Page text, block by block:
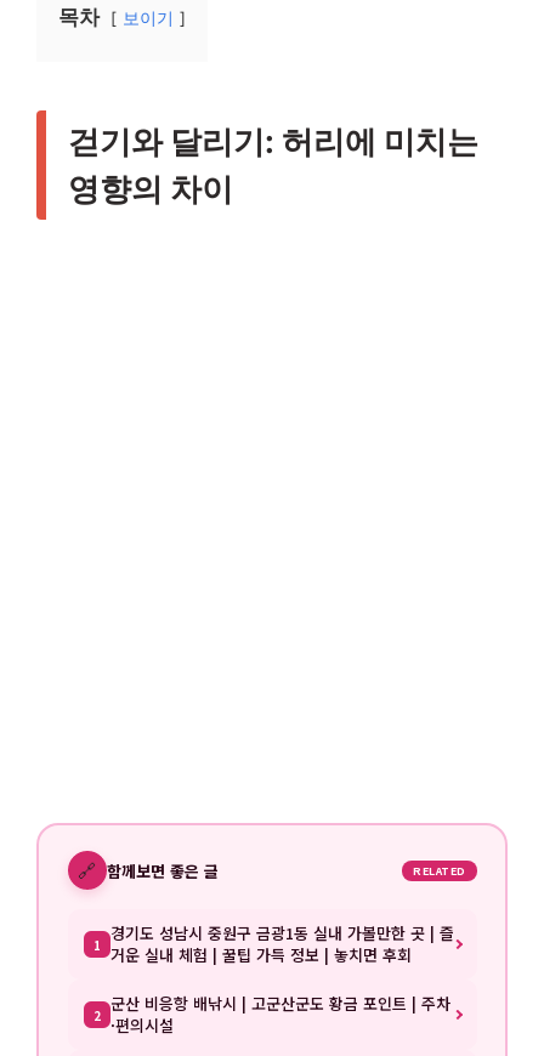
목차 보이기
걷기와 달리기: 허리에 미치는
영향의 차이
🔗 함께보면 좋은 글 RELATED
1 경기도 성남시 중원구 금광1동 실내 가볼만한 곳 | 즐
거운 실내 체험 | 꿀팁 가득 정보 | 놓치면 후회
2 군산 비응항 배낚시 | 고군산군도 황금 포인트 | 주차
·편의시설